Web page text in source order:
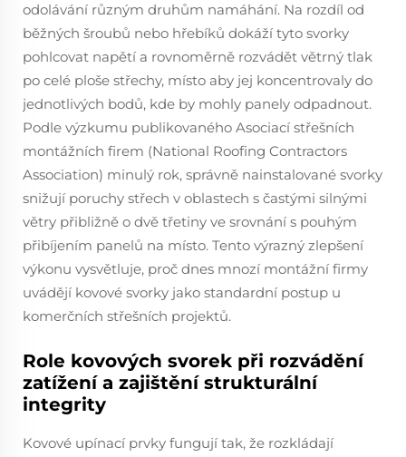
odolávání různým druhům namáhání. Na rozdíl od
běžných šroubů nebo hřebíků dokáží tyto svorky
pohlcovat napětí a rovnoměrně rozvádět větrný tlak
po celé ploše střechy, místo aby jej koncentrovaly do
jednotlivých bodů, kde by mohly panely odpadnout.
Podle výzkumu publikovaného Asociací střešních
montážních firem (National Roofing Contractors
Association) minulý rok, správně nainstalované svorky
snižují poruchy střech v oblastech s častými silnými
větry přibližně o dvě třetiny ve srovnání s pouhým
přibíjením panelů na místo. Tento výrazný zlepšení
výkonu vysvětluje, proč dnes mnozí montážní firmy
uvádějí kovové svorky jako standardní postup u
komerčních střešních projektů.
Role kovových svorek při rozvádění
zatížení a zajištění strukturální
integrity
Kovové upínací prvky fungují tak, že rozkládají